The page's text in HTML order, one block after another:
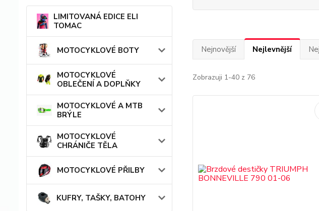
LIMITOVANÁ EDICE ELI
TOMAC
MOTOCYKLOVÉ BOTY
MOTOCYKLOVÉ
OBLEČENÍ A DOPLŇKY
MOTOCYKLOVÉ A MTB
BRÝLE
MOTOCYKLOVÉ
CHRÁNIČE TĚLA
MOTOCYKLOVÉ PŘILBY
KUFRY, TAŠKY, BATOHY
Nejnovější Nejlevnější
Zobrazuji 1-40 z 76